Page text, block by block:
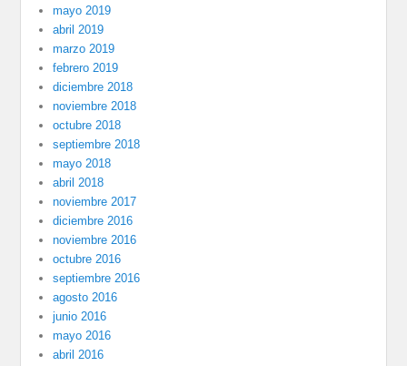
mayo 2019
abril 2019
marzo 2019
febrero 2019
diciembre 2018
noviembre 2018
octubre 2018
septiembre 2018
mayo 2018
abril 2018
noviembre 2017
diciembre 2016
noviembre 2016
octubre 2016
septiembre 2016
agosto 2016
junio 2016
mayo 2016
abril 2016